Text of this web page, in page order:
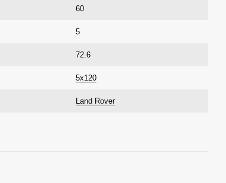
60
5
72.6
5x120
Land Rover